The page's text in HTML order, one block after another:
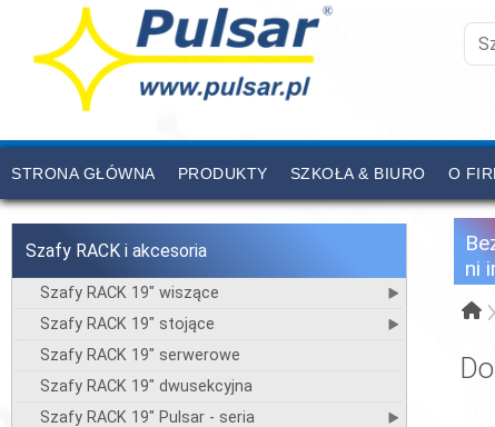
STRONA GŁÓWNA PRODUKTY SZKOŁA & BIURO O
CENNIK KONTAKT
Szafy RACK i akcesoria
Szafy RACK 19" wiszące
Szafy RACK 19" stojące
Szafy RACK 19" serwerowe
Szafy RACK 19" dwusekcyjna
Szafy RACK 19" Pulsar - seria
ni